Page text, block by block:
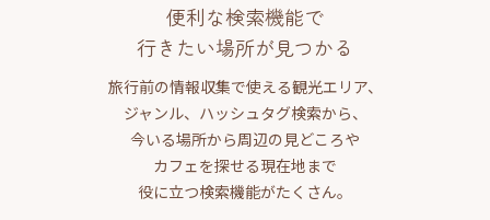
便利な検索機能で
行きたい場所が見つかる
旅行前の情報収集で使える観光エリア、
ジャンル、ハッシュタグ検索から、
今いる場所から周辺の見どころや
カフェを探せる現在地まで
役に立つ検索機能がたくさん。